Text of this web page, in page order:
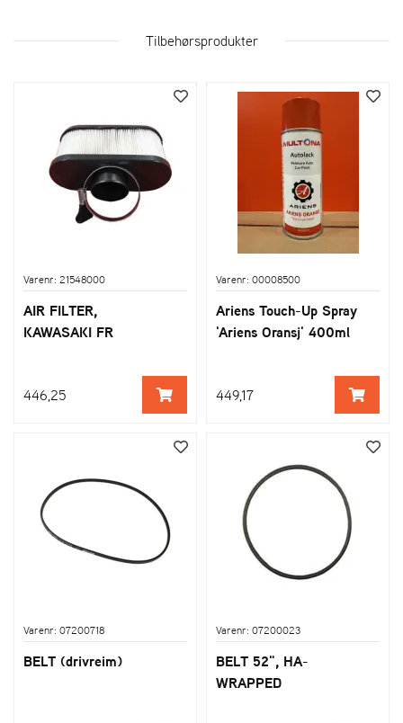
Tilbehørsprodukter
Varenr: 21548000
AIR FILTER,
KAWASAKI FR
446,25
Varenr: 00008500
Ariens Touch-Up Spray
'Ariens Oransj' 400ml
449,17
Varenr: 07200718
BELT (drivreim)
Varenr: 07200023
BELT 52", HA-
WRAPPED